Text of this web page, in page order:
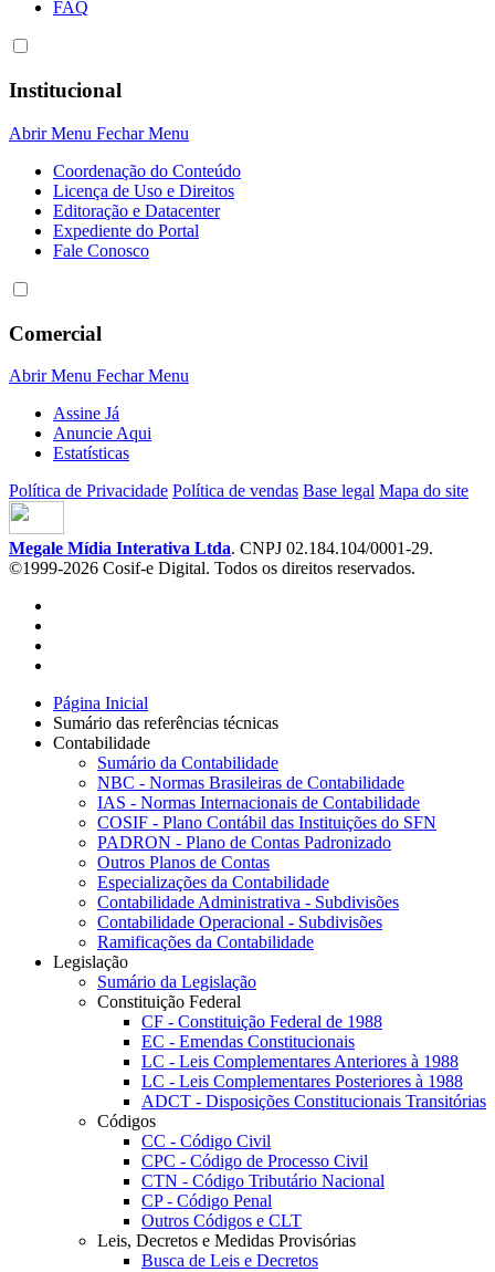
FAQ
Institucional
Abrir Menu Fechar Menu
Coordenação do Conteúdo
Licença de Uso e Direitos
Editoração e Datacenter
Expediente do Portal
Fale Conosco
Comercial
Abrir Menu Fechar Menu
Assine Já
Anuncie Aqui
Estatísticas
Política de Privacidade Política de vendas Base legal Mapa do site
Megale Mídia Interativa Ltda. CNPJ 02.184.104/0001-29.
©1999-2026 Cosif-e Digital. Todos os direitos reservados.
Página Inicial
Sumário das referências técnicas
Contabilidade
Sumário da Contabilidade
NBC - Normas Brasileiras de Contabilidade
IAS - Normas Internacionais de Contabilidade
COSIF - Plano Contábil das Instituições do SFN
PADRON - Plano de Contas Padronizado
Outros Planos de Contas
Especializações da Contabilidade
Contabilidade Administrativa - Subdivisões
Contabilidade Operacional - Subdivisões
Ramificações da Contabilidade
Legislação
Sumário da Legislação
Constituição Federal
CF - Constituição Federal de 1988
EC - Emendas Constitucionais
LC - Leis Complementares Anteriores à 1988
LC - Leis Complementares Posteriores à 1988
ADCT - Disposições Constitucionais Transitórias
Códigos
CC - Código Civil
CPC - Código de Processo Civil
CTN - Código Tributário Nacional
CP - Código Penal
Outros Códigos e CLT
Leis, Decretos e Medidas Provisórias
Busca de Leis e Decretos